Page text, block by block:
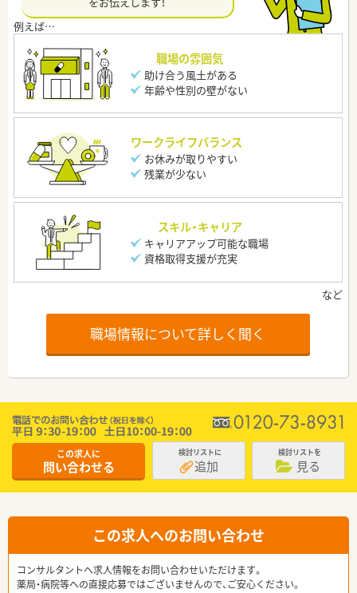
職場の雰囲気
助け合う風土がある
年齢や性別の壁がない
ワークライフバランス
お休みが取りやすい
残業が少ない
スキル・キャリア
キャリアアップ可能な職場
資格取得支援が充実
職場情報について詳しく聞く
この求人に
問い合わせる
検討リストに
追加
検討リストを
見る
この求人へのお問い合わせ
コンサルタントへ求人情報をお問い合わせいただけます。
薬局・病院等への直接応募ではございませんので、ご安心ください。